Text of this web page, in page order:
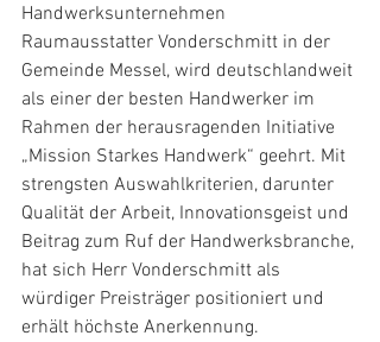
Handwerksunternehmen
Raumausstatter Vonderschmitt in der
Gemeinde Messel, wird deutschlandweit
als einer der besten Handwerker im
Rahmen der herausragenden Initiative
„Mission Starkes Handwerk“ geehrt. Mit
strengsten Auswahlkriterien, darunter
Qualität der Arbeit, Innovationsgeist und
Beitrag zum Ruf der Handwerksbranche,
hat sich Herr Vonderschmitt als
würdiger Preisträger positioniert und
erhält höchste Anerkennung.